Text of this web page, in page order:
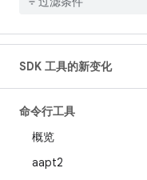
SDK 工具的新变化
命令行工具
概览
aapt2